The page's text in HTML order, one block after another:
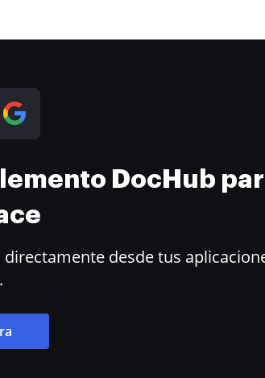
DocHub
desde tus